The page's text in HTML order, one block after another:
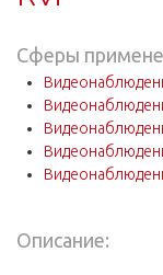
Сферы
Описание: